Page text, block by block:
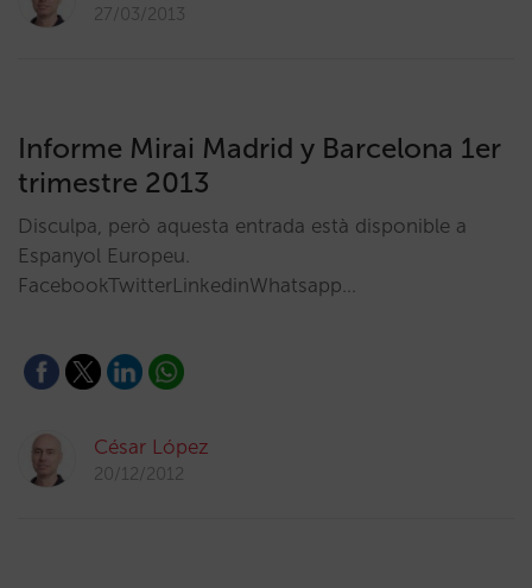
27/03/2013
Informe Mirai Madrid y Barcelona 1er
trimestre 2013
Disculpa, però aquesta entrada està disponible a
Espanyol Europeu.
FacebookTwitterLinkedinWhatsapp…
César López
20/12/2012